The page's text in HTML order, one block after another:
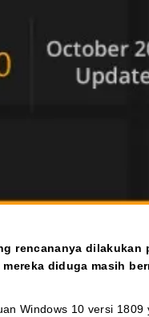
rencananya dilakukan
diduga masih
Windows 10 versi 1809